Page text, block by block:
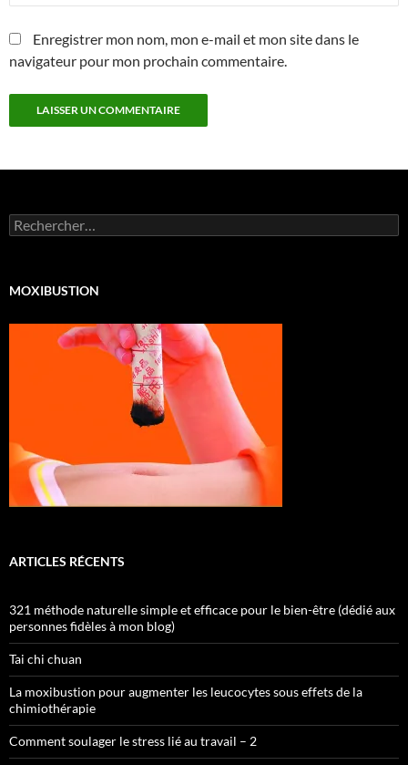
Enregistrer mon nom, mon e-mail et mon site dans le
navigateur pour mon prochain commentaire.
Rechercher :
MOXIBUSTION
ARTICLES RÉCENTS
321 méthode naturelle simple et efficace pour le bien-être (dédié aux
personnes fidèles à mon blog)
Tai chi chuan
La moxibustion pour augmenter les leucocytes sous effets de la
chimiothérapie
Comment soulager le stress lié au travail – 2